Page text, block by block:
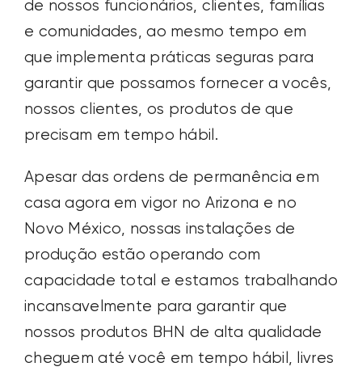
de nossos funcionários, clientes, famílias
e comunidades, ao mesmo tempo em
que implementa práticas seguras para
garantir que possamos fornecer a vocês,
nossos clientes, os produtos de que
precisam em tempo hábil.
Apesar das ordens de permanência em
casa agora em vigor no Arizona e no
Novo México, nossas instalações de
produção estão operando com
capacidade total e estamos trabalhando
incansavelmente para garantir que
nossos produtos BHN de alta qualidade
cheguem até você em tempo hábil, livres